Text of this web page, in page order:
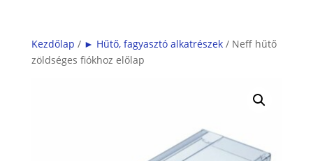
Kezdőlap / ► Hűtő, fagyasztó alkatrészek/ Neff hűtő
zöldséges fiókhoz előlap